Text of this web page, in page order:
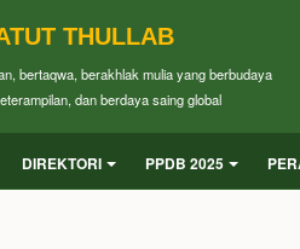
THULLAB
bertaqwa, berakhlak mulia yang berbudaya
dan berdaya saing global
DIREKTORI PPDB 2025